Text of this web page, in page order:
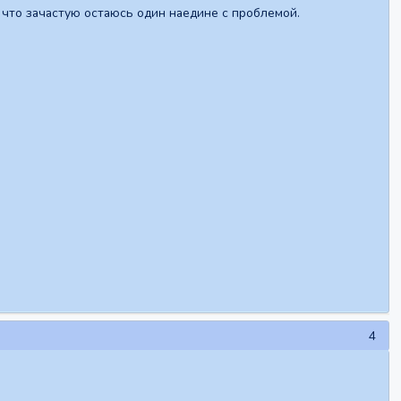
зачастую остаюсь один наедине с проблемой.
4